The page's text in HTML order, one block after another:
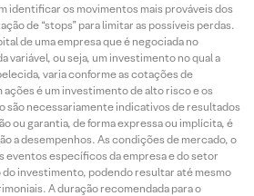
identificar os movimentos mais prováveis dos
de “stops” para limitar as possíveis perdas.
de uma empresa que é negociada no
variável, ou seja, um investimento no qual a
varia conforme as cotações de
é um investimento de alto risco e os
são necessariamente indicativos de resultados
ou garantia, de forma expressa ou implícita, é
a desempenhos. As condições de mercado, o
eventos específicos da empresa e do setor
do investimento, podendo resultar até mesmo
A duração recomendada para o